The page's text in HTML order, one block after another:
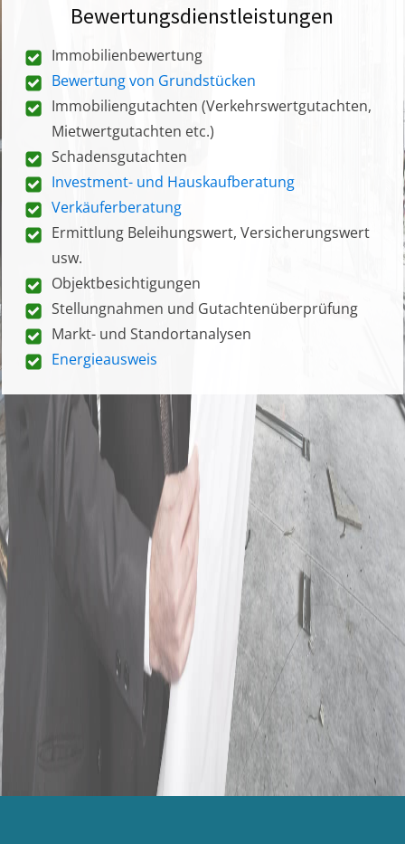
Bewertungsdienstleistungen
Immobilienbewertung
Bewertung von Grundstücken
Immobiliengutachten (Verkehrswertgutachten,
Mietwertgutachten etc.)
Schadensgutachten
Investment- und Hauskaufberatung
Verkäuferberatung
Ermittlung Beleihungswert, Versicherungswert
usw.
Objektbesichtigungen
Stellungnahmen und Gutachtenüberprüfung
Markt- und Standortanalysen
Energieausweis